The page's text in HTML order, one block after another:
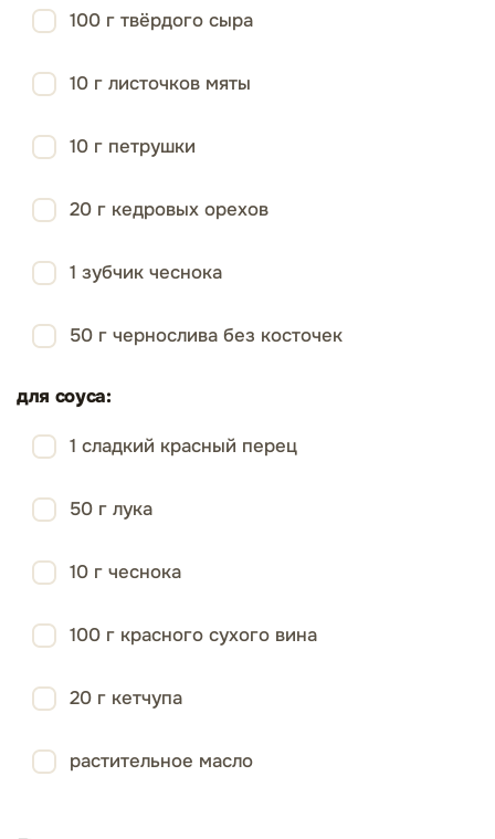
100 г твёрдого сыра
10 г листочков мяты
10 г петрушки
20 г кедровых орехов
1 зубчик чеснока
50 г чернослива без косточек
для соуса:
1 сладкий красный перец
50 г лука
10 г чеснока
100 г красного сухого вина
20 г кетчупа
растительное масло